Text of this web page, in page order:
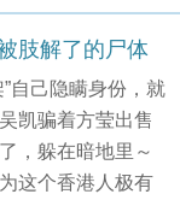
肢解了的尸体
”自己隐瞒身份，就
凯骗着方莹出售
，躲在暗地里～
这个香港人极有